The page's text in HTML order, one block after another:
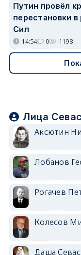
Путин провёл
перестановки
Сил
14:54 0 1198
Лица
Аксютин
Лобанов
Рогачев
Колесов
Даша